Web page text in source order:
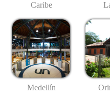
Caribe
Medellín